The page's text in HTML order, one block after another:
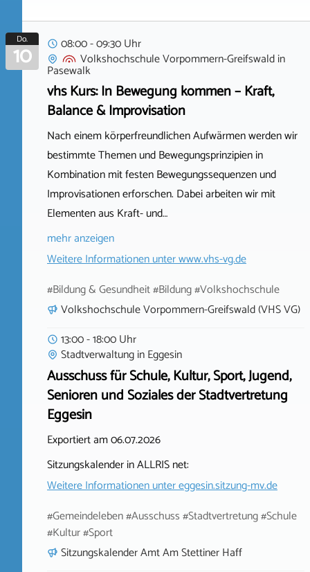
Do.
10
08:00 - 09:30 Uhr
Volkshochschule Vorpommern-Greifswaldin
Pasewalk
vhs Kurs: In Bewegung kommen – Kraft,
Balance & Improvisation
Nach einem körperfreundlichen Aufwärmen werden wir
bestimmte Themen und Bewegungsprinzipien in
Kombination mit festen Bewegungssequenzen und
Improvisationen erforschen. Dabei arbeiten wir mit
Elementen aus Kraft- und…
mehr anzeigen
Weitere Informationen unterwww.vhs-vg.de
#Bildung & Gesundheit #Bildung #Volkshochschule
Volkshochschule Vorpommern-Greifswald (VHS VG)
13:00 - 18:00 Uhr
StadtverwaltunginEggesin
Ausschuss für Schule, Kultur, Sport, Jugend,
Senioren und Soziales der Stadtvertretung
Eggesin
Exportiert am 06.07.2026
Sitzungskalender in ALLRIS net:
Weitere Informationen untereggesin.sitzung-mv.de
#Gemeindeleben #Ausschuss #Stadtvertretung #Schule
#Kultur #Sport
Sitzungskalender Amt Am Stettiner Haff